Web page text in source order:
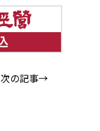
次の記事→